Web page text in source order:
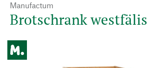
Manufactum
Brotschrank